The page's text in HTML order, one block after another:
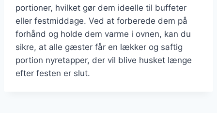
portioner, hvilket gør dem ideelle til buffeter
eller festmiddage. Ved at forberede dem på
forhånd og holde dem varme i ovnen, kan du
sikre, at alle gæster får en lækker og saftig
portion nyretapper, der vil blive husket længe
efter festen er slut.